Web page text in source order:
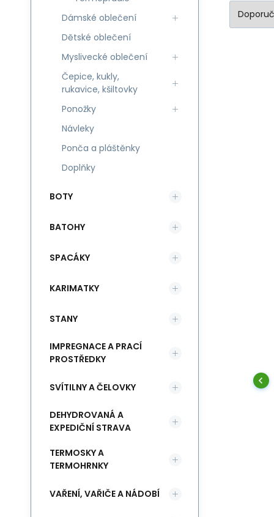
Dámské oblečení
Dětské oblečení
Myslivecké oblečení
Čepice, kukly,
rukavice, kšiltovky
Ponožky
Návleky
Ponča a pláštěnky
Doplňky
BOTY
BATOHY
SPACÁKY
KARIMATKY
STANY
IMPREGNACE A PRACÍ
PROSTŘEDKY
SVÍTILNY A ČELOVKY
DEHYDROVANÁ A
EXPEDIČNÍ STRAVA
TERMOSKY A
TERMOHRNKY
VAŘENÍ, VAŘIČE A NÁDOBÍ